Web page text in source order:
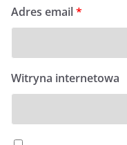
Adres email*
Witryna internetowa